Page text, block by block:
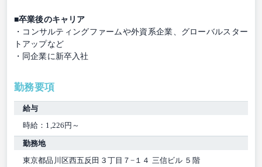
■卒業後のキャリア
・コンサルティングファームや外資系企業、グローバルスター
トアップなど
・同企業に新卒入社
勤務要項
給与
時給：1,226円～
勤務地
東京都品川区西五反田３丁目７−１４ 三信ビル ５階